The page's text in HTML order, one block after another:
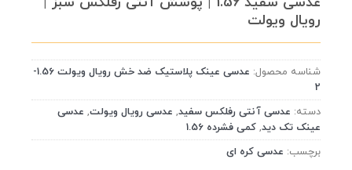
رویال ویولت
شناسه محصول:
عدسی عینک پلاستیک ضد خش رویال ویولت 1.56-
2
دسته: عدسی آنتی رفلکس سفید, عدسی رویال ویولت, عدسی
عینک تک دید, کمی فشرده 1.56
برچسب: عدسی کره ای